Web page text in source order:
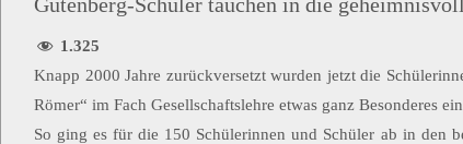
1.325
Knapp 2000 Jahre zurückversetzt wurden jetzt die
Römer“ im Fach Gesellschaftslehre etwas ganz Besonderes
So ging es für die 150 Schülerinnen und Schüler ab in den